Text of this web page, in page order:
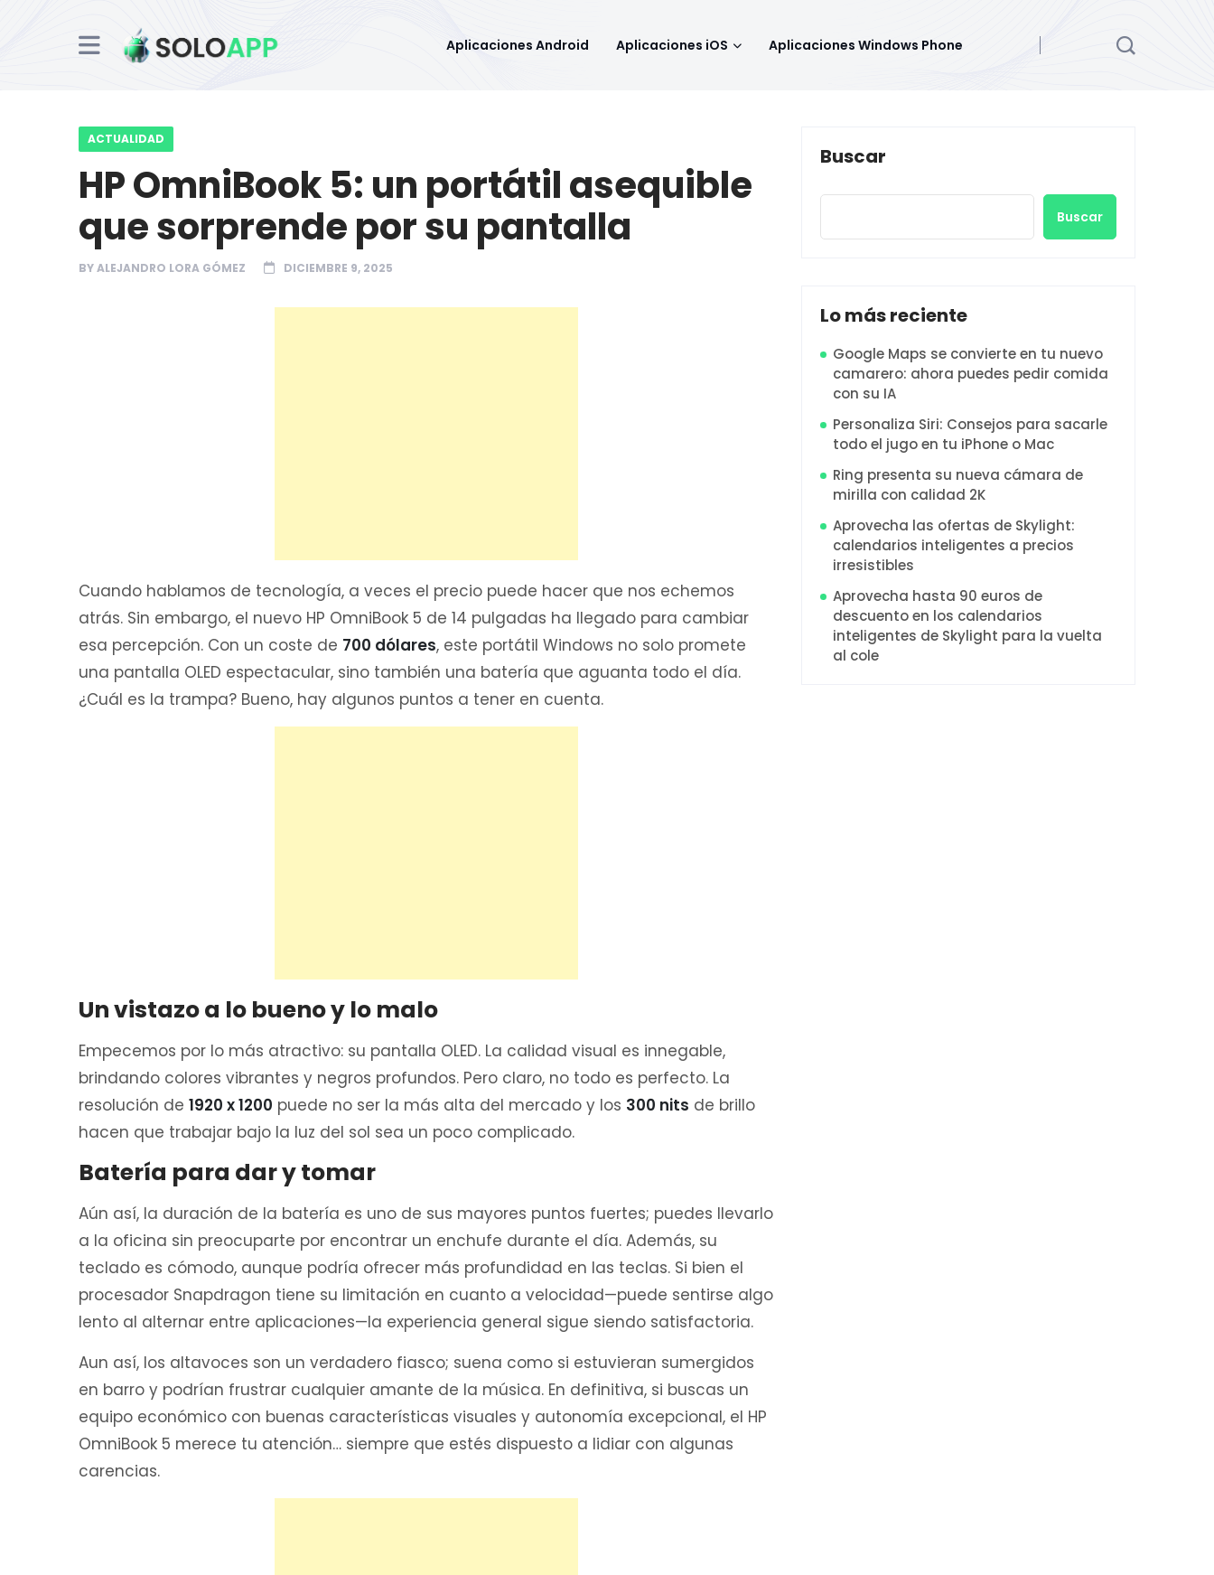
Aplicaciones Android Aplicaciones iOS Aplicaciones Windows Phone
ACTUALIDAD
HP OmniBook 5: un portátil asequible
que sorprende por su pantalla
BYALEJANDRO LORA GÓMEZ DICIEMBRE 9, 2025
Cuando hablamos de tecnología, a veces el precio puede hacer que nos echemos
atrás. Sin embargo, el nuevo HP OmniBook 5 de 14 pulgadas ha llegado para cambiar
esa percepción. Con un coste de 700 dólares, este portátil Windows no solo promete
una pantalla OLED espectacular, sino también una batería que aguanta todo el día.
¿Cuál es la trampa? Bueno, hay algunos puntos a tener en cuenta.
Un vistazo a lo bueno y lo malo
Empecemos por lo más atractivo: su pantalla OLED. La calidad visual es innegable,
brindando colores vibrantes y negros profundos. Pero claro, no todo es perfecto. La
resolución de 1920 x 1200 puede no ser la más alta del mercado y los 300 nits de brillo
hacen que trabajar bajo la luz del sol sea un poco complicado.
Batería para dar y tomar
Aún así, la duración de la batería es uno de sus mayores puntos fuertes; puedes llevarlo
a la oficina sin preocuparte por encontrar un enchufe durante el día. Además, su
teclado es cómodo, aunque podría ofrecer más profundidad en las teclas. Si bien el
procesador Snapdragon tiene su limitación en cuanto a velocidad—puede sentirse algo
lento al alternar entre aplicaciones—la experiencia general sigue siendo satisfactoria.
Aun así, los altavoces son un verdadero fiasco; suena como si estuvieran sumergidos
en barro y podrían frustrar cualquier amante de la música. En definitiva, si buscas un
equipo económico con buenas características visuales y autonomía excepcional, el HP
OmniBook 5 merece tu atención… siempre que estés dispuesto a lidiar con algunas
carencias.
Buscar
Buscar
Lo más reciente
Google Maps se convierte en tu nuevo
camarero: ahora puedes pedir comida
con su IA
Personaliza Siri: Consejos para sacarle
todo el jugo en tu iPhone o Mac
Ring presenta su nueva cámara de
mirilla con calidad 2K
Aprovecha las ofertas de Skylight:
calendarios inteligentes a precios
irresistibles
Aprovecha hasta 90 euros de
descuento en los calendarios
inteligentes de Skylight para la vuelta
al cole